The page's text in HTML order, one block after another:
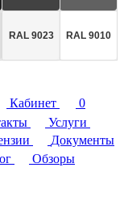
RAL 9023 RAL 9010
Кабинет
0
Услуги
Документы
Обзоры